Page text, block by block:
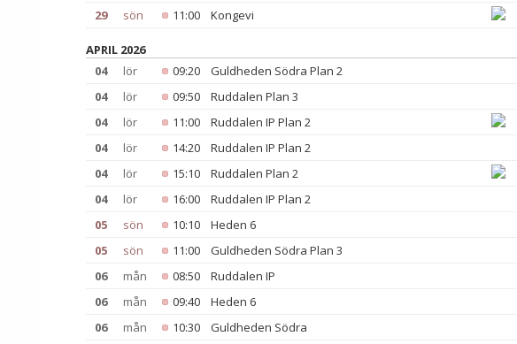
29
sön 11:00 Kongevi
APRIL 2026
04
lör 09:20 Guldheden Södra Plan 2
04
lör 09:50 Ruddalen Plan 3
04
lör 11:00 Ruddalen IP Plan 2
04
lör 14:20 Ruddalen IP Plan 2
04
lör 15:10 Ruddalen Plan 2
04
lör 16:00 Ruddalen IP Plan 2
05
sön 10:10 Heden 6
05
sön 11:00 Guldheden Södra Plan 3
06
mån 08:50 Ruddalen IP
06
mån 09:40 Heden 6
06
mån 10:30 Guldheden Södra